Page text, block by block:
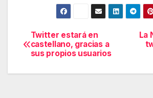
Navegación
de
La
Twitter estará en
castellano, gracias a
sus propios usuarios